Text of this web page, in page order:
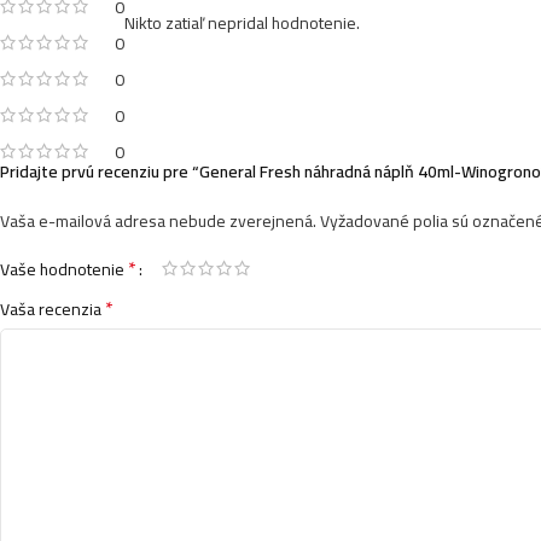
0
0
0
0
0
Nikto zatiaľ nepridal hodnotenie.
Pridajte prvú recenziu pre “General Fresh náhradná náplň 40ml-
Vaša e-mailová adresa nebude zverejnená.Vyžadované polia sú
Vaše hodnotenie*
Vaša recenzia*